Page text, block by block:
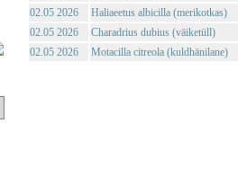
02.05 2026
Haliaeetus albicilla (merikotkas)
02.05 2026
Charadrius dubius (väiketüll)
02.05 2026
Motacilla citreola (kuldhänilane)